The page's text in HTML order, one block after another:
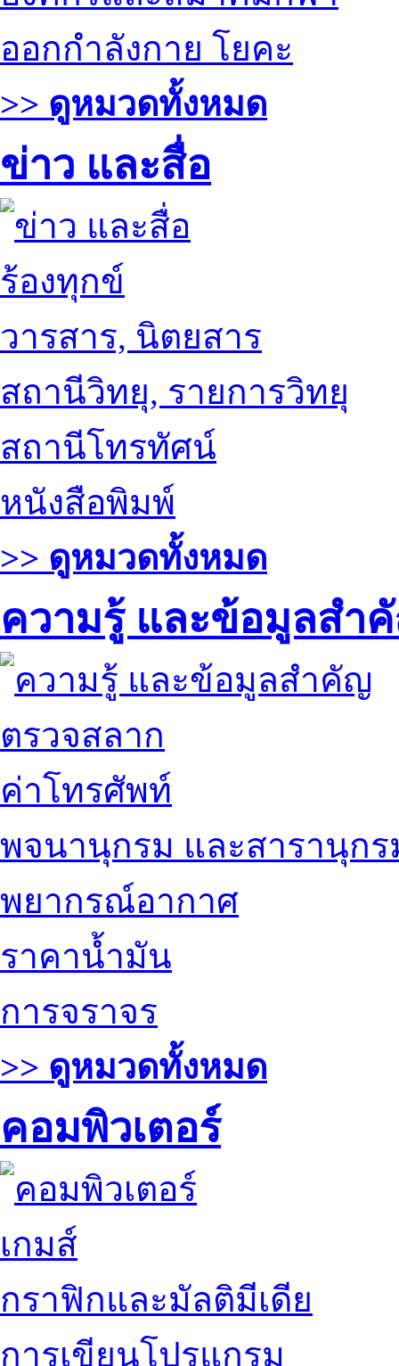
ออกกำลังกาย โยคะ
>> ดูหมวดทั้งหมด
ข่าว และสื่อ
ร้องทุกข์
วารสาร, นิตยสาร
สถานีวิทยุ, รายการวิทยุ
สถานีโทรทัศน์
หนังสือพิมพ์
>> ดูหมวดทั้งหมด
ความรู้ และข้อมูลสำ
ตรวจสลาก
ค่าโทรศัพท์
พจนานุกรม และสารานุกร
พยากรณ์อากาศ
ราคาน้ำมัน
การจราจร
>> ดูหมวดทั้งหมด
คอมพิวเตอร์
เกมส์
กราฟิกและมัลติมีเดีย
การเขียนโปรแกรม